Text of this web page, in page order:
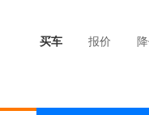
买车 报价